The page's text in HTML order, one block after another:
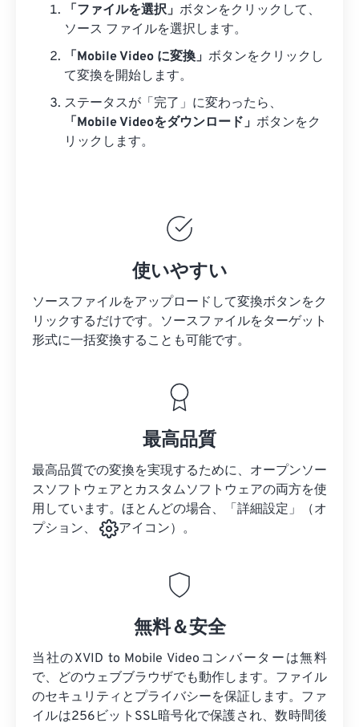
「ファイルを選択」 ボタンをクリックして、
ソース ファイルを選択します。
「Mobile Video に変換」 ボタンをクリックし
て変換を開始します。
ステータスが「完了」に変わったら、
「Mobile Videoをダウンロード」 ボタンをク
リックします。
使いやすい
ソースファイルをアップロードして変換ボタンをク
リックするだけです。 ソースファイルをターゲット
形式に一括変換することも可能です。
最高品質
最高品質での変換を実現するために、オープンソー
スソフトウェアとカスタムソフトウェアの両方を使
用しています。ほとんどの場合、「詳細設定」（オ
プション、
アイコン）。
無料＆安全
当社のXVID to Mobile Videoコンバーターは無料
で、どのウェブブラウザでも動作します。ファイル
のセキュリティとプライバシーを保証します。ファ
イルは256ビットSSL暗号化で保護され、数時間後